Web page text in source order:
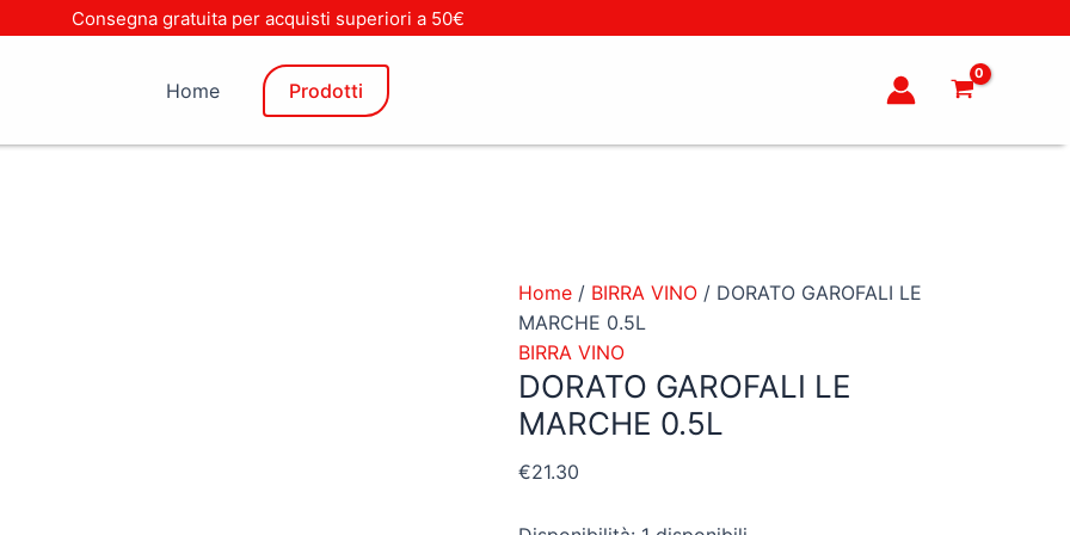
Consegna gratuita per acquisti superiori a 50€
Home Prodotti
Home/ BIRRA VINO/ DORATO GAROFALI LE
MARCHE 0.5L
BIRRA VINO
DORATO GAROFALI LE
MARCHE 0.5L
€21.30
GAROFALI